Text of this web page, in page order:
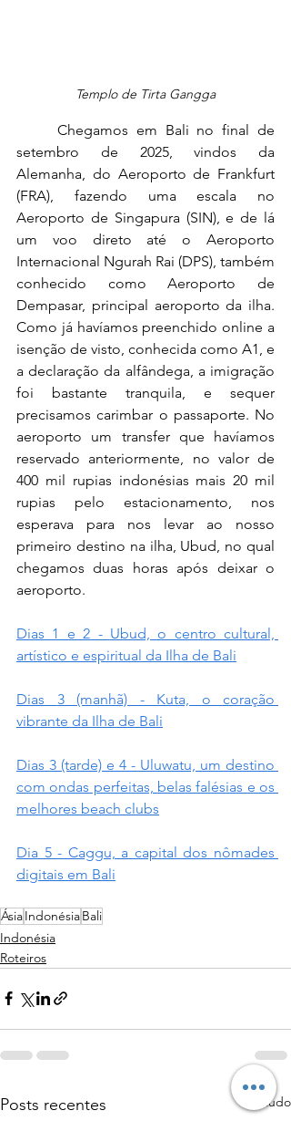
Templo de Tirta Gangga
setembro de 2025, vindos da
Alemanha, do Aeroporto de Frankfurt
(FRA), fazendo uma escala no
Aeroporto de Singapura (SIN), e de lá
um voo direto até o Aeroporto
Internacional Ngurah Rai (DPS), também
conhecido como Aeroporto de
Dempasar, principal aeroporto da ilha.
Como já havíamos preenchido online a
isenção de visto, conhecida como A1, e
a declaração da alfândega, a imigração
foi bastante tranquila, e sequer
precisamos carimbar o passaporte. No
aeroporto um transfer que havíamos
reservado anteriormente, no valor de
400 mil rupias indonésias mais 20 mil
rupias pelo estacionamento, nos
esperava para nos levar ao nosso
primeiro destino na ilha, Ubud, no qual
chegamos duas horas após deixar o
aeroporto.
Dias 1 e 2 - Ubud, o centro cultural,
artístico e espiritual da Ilha de Bali
Dias 3 (manhã) - Kuta, o coração
vibrante da Ilha de Bali
Dias 3 (tarde) e 4 - Uluwatu, um destino
com ondas perfeitas, belas falésias e os
melhores beach clubs
Dia 5 - Caggu, a capital dos nômades
digitais em Bali
ÁsiaIndonésiaBali
Indonésia
Roteiros
Posts recentes Ver tudo